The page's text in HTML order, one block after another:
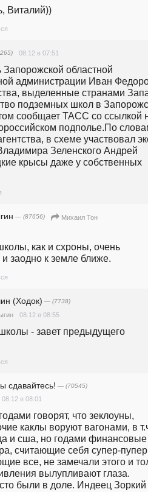
Виталий))
08.12 в 07:51
Запорожской областной
администрации Иван
выделенные странами
подземных школ в
сообщает ТАСС со ссылкой
подполье.По
в схеме участвовал
Зеленского Андрей
крысы даже у собственных
— (87656)
Михаил Тон
как и схроны, очень
и заодно к земле ближе.
(Ходок) — (7738)
08.12 в 08:55
- завет предыдущего
сдавайтесь! — (70545)
08.12 в 08:01
говорят, что зеклоуны,
каклы воруют вагонами, в
и сша, но годами финансовые
считающие себя супер-
все, не замечали этого и
вылупливают глаза.
были в доле. Индеец Зоркий